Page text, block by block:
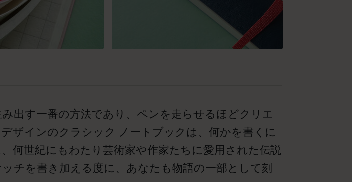
出す一番の方法であり、ペンを走らせるほどクリエ
ザインのクラシック ノートブックは、何かを書くに
何世紀にもわたり芸術家や作家たちに愛用された伝説
チを書き加える度に、あなたも物語の一部として刻